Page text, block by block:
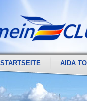
STARTSEITE AIDA